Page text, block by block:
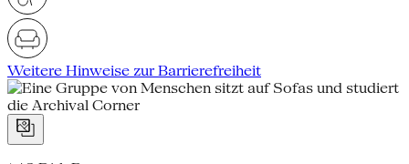
Weitere Hinweise zur Barrierefreiheit